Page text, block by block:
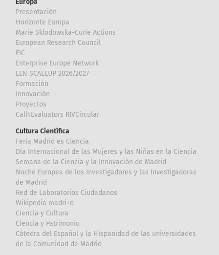
Presentación
Horizonte Europa
Marie Sklodowska-Curie Actions
European Research Council
EIC
Enterprise Europe Network
EEN SCALEUP 2026/2027
Formación
Innovación
Proyectos
Call4Evaluators RIVCircular
Cultura Científica
Feria Madrid es Ciencia
Día Internacional de las Mujeres y las Niñas en la Ciencia
Semana de la Ciencia y la Innovación de Madrid
Noche Europea de los Investigadores y las Investigadoras
de Madrid
Red de Laboratorios Ciudadanos
Wikipedia madri+d
Ciencia y Cultura
Ciencia y Patrimonio
Cátedra del Español y la Hispanidad de las universidades
de la Comunidad de Madrid